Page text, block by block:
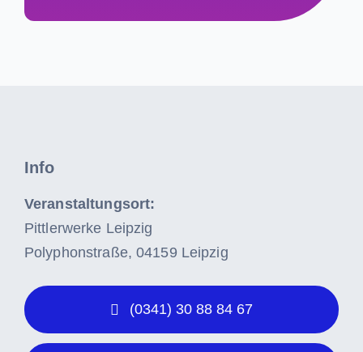
Info
Veranstaltungsort:
Pittlerwerke Leipzig
Polyphonstraße, 04159 Leipzig
(0341) 30 88 84 67